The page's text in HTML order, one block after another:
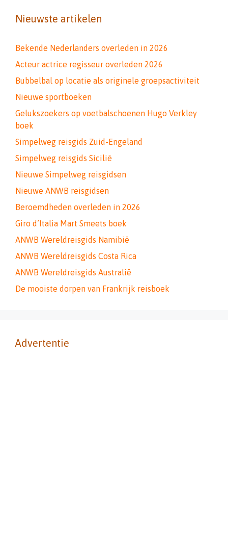
Nieuwste artikelen
Bekende Nederlanders overleden in 2026
Acteur actrice regisseur overleden 2026
Bubbelbal op locatie als originele groepsactiviteit
Nieuwe sportboeken
Gelukszoekers op voetbalschoenen Hugo Verkley
boek
Simpelweg reisgids Zuid-Engeland
Simpelweg reisgids Sicilië
Nieuwe Simpelweg reisgidsen
Nieuwe ANWB reisgidsen
Beroemdheden overleden in 2026
Giro d’Italia Mart Smeets boek
ANWB Wereldreisgids Namibië
ANWB Wereldreisgids Costa Rica
ANWB Wereldreisgids Australië
De mooiste dorpen van Frankrijk reisboek
Advertentie